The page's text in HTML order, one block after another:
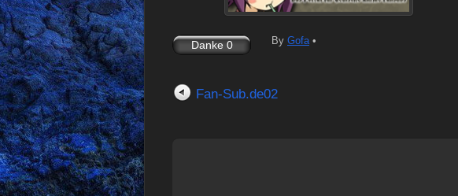
By Gofa •
Fan-Sub.de02